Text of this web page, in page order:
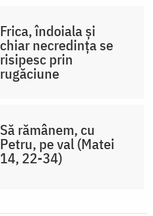
Frica, îndoiala și
chiar necredința se
risipesc prin
rugăciune
Să rămânem, cu
Petru, pe val (Matei
14, 22-34)